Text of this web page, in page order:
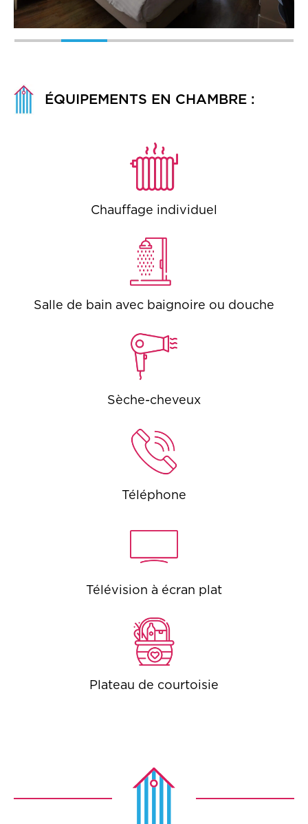
ÉQUIPEMENTS EN CHAMBRE :
Chauffage individuel
Salle de bain avec baignoire ou douche
Sèche-cheveux
Téléphone
Télévision à écran plat
Plateau de courtoisie